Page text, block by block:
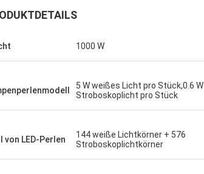
1000 W
5 W weißes Licht pro Stück,0.6 W
Stroboskoplicht pro Stück
von LED-Perlen
144 weiße Lichtkörner + 576
Stroboskoplichtkörner